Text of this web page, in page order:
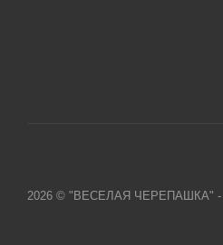
2026 © "ВЕСЕЛАЯ ЧЕРЕПАШКА"